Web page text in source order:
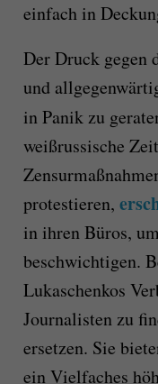
einfach in
Der Druck gegen
und
in Panik zu
weißrussische
protestieren,
in ihren Büros,
beschwichtigen.
Lukaschenkos
Journalisten zu
ersetzen. Sie
ein Vielfaches